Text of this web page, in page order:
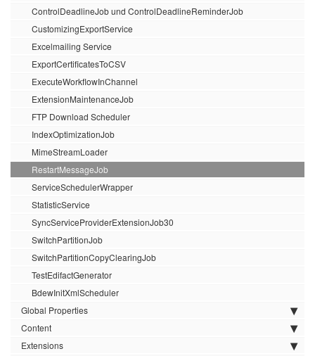
ControlDeadlineJob und ControlDeadlineReminderJob
CustomizingExportService
Excelmailing Service
ExportCertificatesToCSV
ExecuteWorkflowInChannel
ExtensionMaintenanceJob
FTP Download Scheduler
IndexOptimizationJob
MimeStreamLoader
RestartMessageJob
ServiceSchedulerWrapper
StatisticService
SyncServiceProviderExtensionJob30
SwitchPartitionJob
SwitchPartitionCopyClearingJob
TestEdifactGenerator
BdewInitXmlScheduler
Global Properties
Content
Extensions